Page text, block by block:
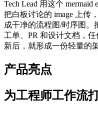
Tech Lead 用这个
把白板讨论的 image 上传
成干净的流程图/时序图。
工单、PR 和设计文档，
新后，就形成一份轻量的
产品亮点
为工程师工作流